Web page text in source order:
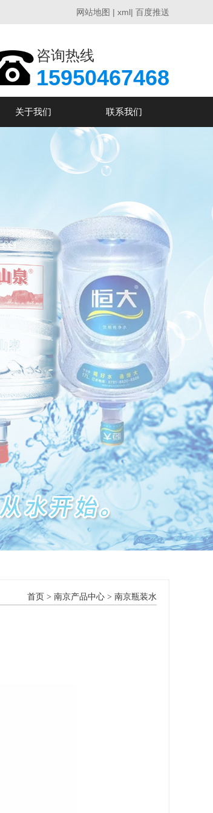
网站地图 | xml| 百度推送
咨询热线
15950467468
关于我们 联系我们
首页 > 南京产品中心 > 南京瓶装水